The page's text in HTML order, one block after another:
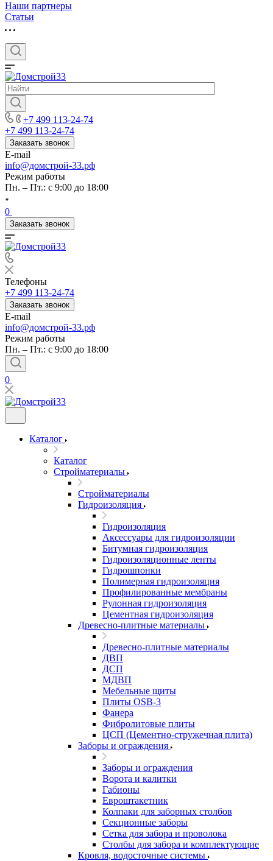
Наши партнеры
Статьи
+7 499 113-24-74
+7 499 113-24-74
Заказать звонок
E-mail
info@домстрой-33.рф
Режим работы
Пн. – Пт.: с 9:00 до 18:00
0
Заказать звонок
Телефоны
+7 499 113-24-74
Заказать звонок
E-mail
info@домстрой-33.рф
Режим работы
Пн. – Пт.: с 9:00 до 18:00
0
Каталог
Каталог
Стройматериалы
Стройматериалы
Гидроизоляция
Гидроизоляция
Аксессуары для гидроизоляции
Битумная гидроизоляция
Гидроизоляционные ленты
Гидрошпонки
Полимерная гидроизоляция
Профилированные мембраны
Рулонная гидроизоляция
Цементная гидроизоляция
Древесно-плитные материалы
Древесно-плитные материалы
ДВП
ДСП
МДВП
Мебельные щиты
Плиты OSB-3
Фанера
Фибролитовые плиты
ЦСП (Цементно-стружечная плита)
Заборы и ограждения
Заборы и ограждения
Ворота и калитки
Габионы
Евроштакетник
Колпаки для заборных столбов
Секционные заборы
Сетка для забора и проволока
Столбы для забора и комплектующие
Кровля, водосточные системы